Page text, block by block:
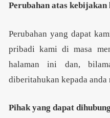
Perubahan atas
Perubahan yang dapat
pribadi kami di masa
halaman ini dan,
diberitahukan kepada
Pihak yang dapat